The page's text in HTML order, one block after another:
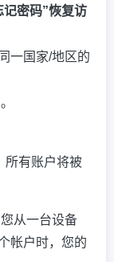
密码”恢复访
一国家/地区的
所有账户将被
从一台设备
帐户时，您的